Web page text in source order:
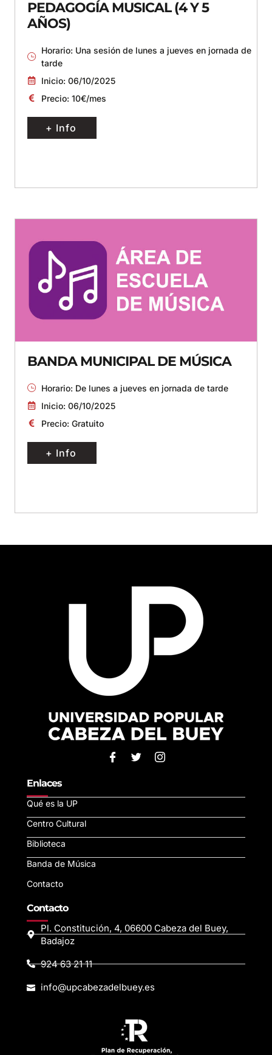
PEDAGOGÍA MUSICAL (4 Y 5
AÑOS)
Horario: Una sesión de lunes a jueves en jornada de
tarde
Inicio: 06/10/2025
Precio: 10€/mes
+ Info
BANDA MUNICIPAL DE MÚSICA
Horario: De lunes a jueves en jornada de tarde
Inicio: 06/10/2025
Precio: Gratuito
+ Info
Enlaces
Qué es la UP
Centro Cultural
Biblioteca
Banda de Música
Contacto
Contacto
Pl. Constitución, 4, 06600 Cabeza del Buey,
Badajoz
924 63 21 11
info@upcabezadelbuey.es